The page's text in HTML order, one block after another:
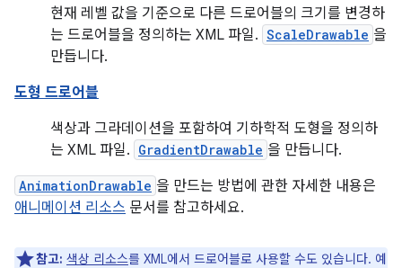
현재 레벨 값을 기준으로 다른 드로어블의 크기를 변경하
는 드로어블을 정의하는 XML 파일. ScaleDrawable 을
만듭니다.
도형 드로어블
색상과 그라데이션을 포함하여 기하학적 도형을 정의하
는 XML 파일. GradientDrawable 을 만듭니다.
AnimationDrawable 을 만드는 방법에 관한 자세한 내용은
애니메이션 리소스 문서를 참고하세요.
참고: 색상 리소스를 XML에서 드로어블로 사용할 수도 있습니다. 예